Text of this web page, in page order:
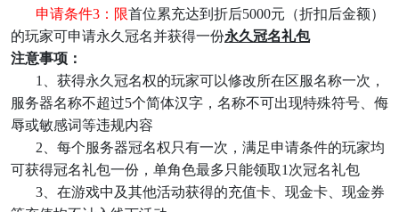
申请条件3： 限首位累充达到折后5000元（折扣后金额）
的玩家可申请永久冠名并获得一份永久冠名礼包
注意事项：
1
、获得永久 冠名权的玩家可以修改所在区服名称一次，
服务器名称不超过5个简体汉字，名称不可出现特殊符号、侮
辱或敏感词等违规内容
2 、每个服务器冠名权只有一次，满足申请条件的玩家均
可获得冠名礼包一份，单角色最多只能领取1次冠名礼包
3、在游戏中及其他活动获得的充值卡、现金卡、现金券